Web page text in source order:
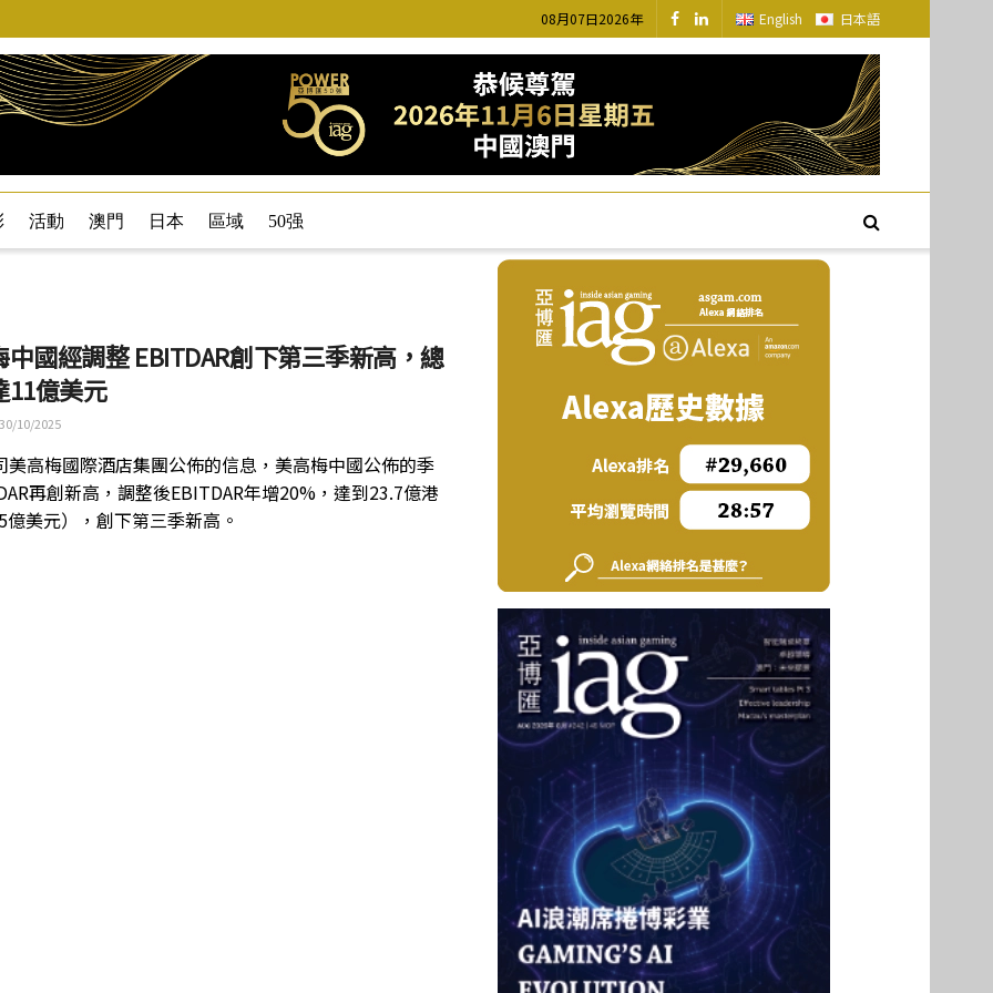
08月07日2026年 English 日本語
活動 澳門 日本 區域 50强
中國經調整 EBITDAR創下第三季新高，總
11億美元
10/2025
美高梅國際酒店集團公佈的信息，美高梅中國公佈的季
再創新高，調整後EBITDAR年增20%，達到23.7億港
億美元），創下第三季新高。